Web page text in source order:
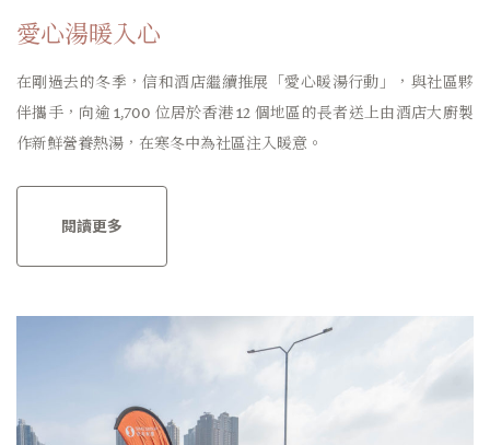
愛心湯暖入心
在剛過去的冬季，信和酒店繼續推展「愛心暖湯行動」，與社區夥
伴攜手，向逾 1,700 位居於香港 12 個地區的長者送上由酒店大廚製
作新鮮營養熱湯，在寒冬中為社區注入暖意。
閱讀更多